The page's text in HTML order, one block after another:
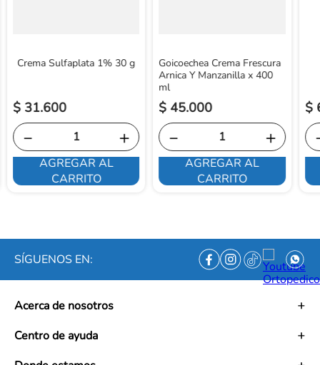
Crema Sulfaplata 1% 30 g
$ 31.600
＋
－
AGREGAR AL
CARRITO
Goicoechea Crema Frescura
Arnica Y Manzanilla x 400
ml
$ 45.000
＋
－
AGREGAR AL
CARRITO
$
SÍGUENOS EN:
Acerca de nosotros
Misión
Centro de ayuda